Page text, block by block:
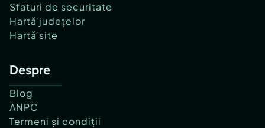
Sfaturi de securitate
Hartă județelor
Hartă site
Despre
Blog
ANPC
Termeni și condiții